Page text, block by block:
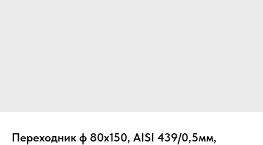
Переходник ф 80х150, AISI 439/0,5мм,